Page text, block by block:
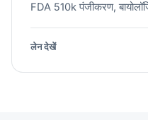
FDA 510k पंजीकरण,
लेन देखें